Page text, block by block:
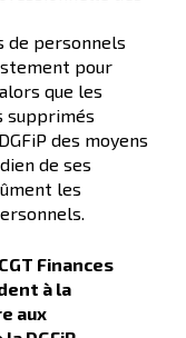
de personnels
pour
que les
supprimés
des moyens
de ses
les
Finances
à la
aux